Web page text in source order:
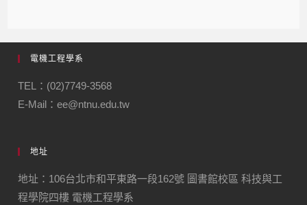
電機工程學系
TEL：(02)7749-3568
E-Mail：ee@ntnu.edu.tw
地址
地址：106台北市和平東路一段162號 圖書館校區 科技與工
程學院四樓 電機工程學系